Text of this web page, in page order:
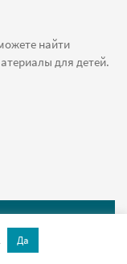
найти
для детей.
Да